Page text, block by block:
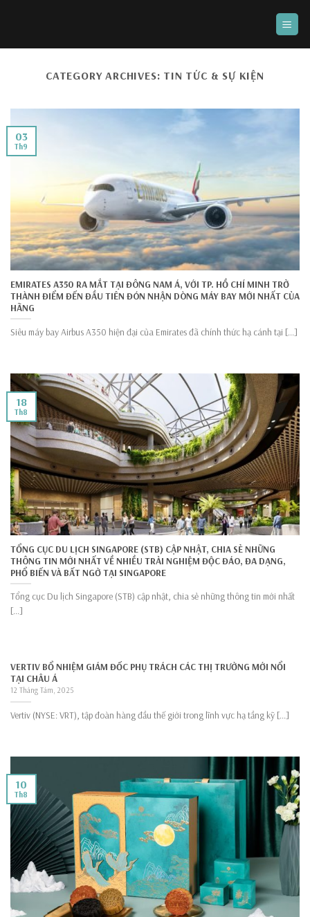
CATEGORY ARCHIVES: TIN TỨC & SỰ KIỆN
EMIRATES A350 RA MẮT TẠI ĐÔNG NAM Á, VỚI TP. HỒ CHÍ MINH TRỞ
THÀNH ĐIỂM ĐẾN ĐẦU TIÊN ĐÓN NHẬN DÒNG MÁY BAY MỚI NHẤT CỦA
HÃNG
Siêu máy bay Airbus A350 hiện đại của Emirates đã chính thức hạ cánh tại [...]
03
Th9
TỔNG CỤC DU LỊCH SINGAPORE (STB) CẬP NHẬT, CHIA SẺ NHỮNG
THÔNG TIN MỚI NHẤT VỀ NHIỀU TRẢI NGHIỆM ĐỘC ĐÁO, ĐA DẠNG,
PHỔ BIẾN VÀ BẤT NGỜ TẠI SINGAPORE
Tổng cục Du lịch Singapore (STB) cập nhật, chia sẻ những thông tin mới nhất
[...]
18
Th8
VERTIV BỔ NHIỆM GIÁM ĐỐC PHỤ TRÁCH CÁC THỊ TRƯỜNG MỚI NỔI
TẠI CHÂU Á
12 Tháng Tám, 2025
Vertiv (NYSE: VRT), tập đoàn hàng đầu thế giới trong lĩnh vực hạ tầng kỹ [...]
10
Th8